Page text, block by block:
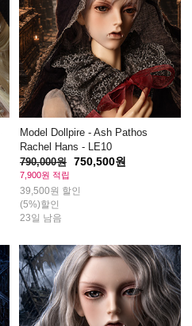
Model Dollpire - Ash Pathos
Rachel Hans - LE10
790,000원 750,500원
7,900원 적립
39,500원 할인
(5%)할인
23일 남음